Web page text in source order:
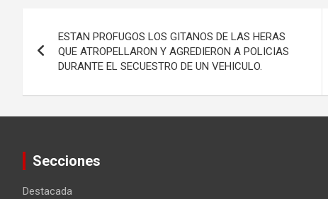
de
ESTAN PROFUGOS LOS GITANOS DE LAS HERAS
QUE ATROPELLARON Y AGREDIERON A POLICIAS
DURANTE EL SECUESTRO DE UN VEHICULO.
Secciones
Destacada